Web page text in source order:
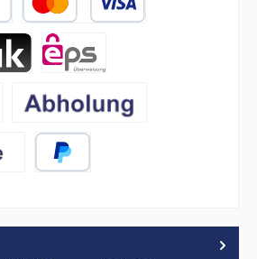
Kredit- oder Debitkarte
Abholung